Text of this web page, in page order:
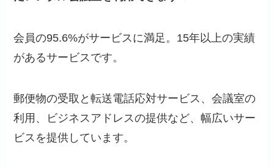
会員の95.6%がサービスに満足。15年以上の実績
があるサービスです。
郵便物の受取と転送電話応対サービス、会議室の
利用、ビジネスアドレスの提供など、幅広いサー
ビスを提供しています。